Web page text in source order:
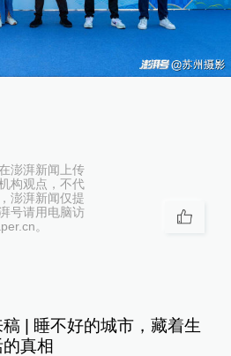
澎湃新闻上传
构观点，不代
澎湃新闻仅提
号请用电脑访
。
稿 | 睡不好的城市，藏着生
的真相